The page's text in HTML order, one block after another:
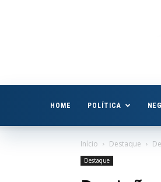
HOME POLÍTICA
Início Destaque
Destaque